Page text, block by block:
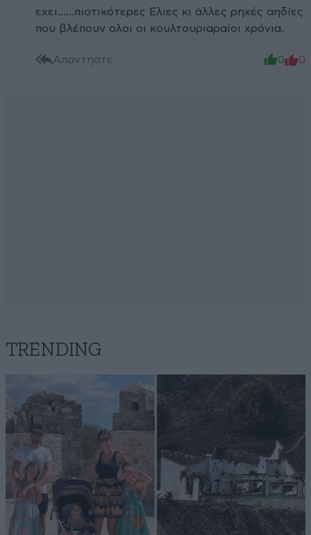
εχει......πιοτικότερες Ελιες κι άλλες ρηχές αηδίες
που βλέπουν ολοι οι κουλτουριαραίοι χρόνια.
Απαντήστε 0 0
TRENDING